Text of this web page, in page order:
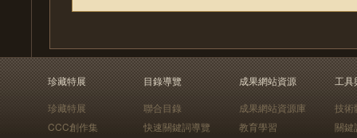
珍藏特展
珍藏特展
CCC創作集
目錄導覽
聯合目錄
快速關鍵詞導覽
成果網站資源
成果網站資源庫
教育學習
工具
技術
關鍵